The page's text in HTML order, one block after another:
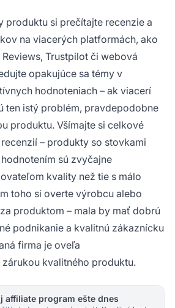
produktu si prečítajte recenzie a
na viacerých platformách, ako
Trustpilot či webová
opakujúce sa témy v
hodnoteniach – ak viacerí
ten istý problém, pravdepodobne
produktu. Všímajte si celkové
– produkty so stovkami
sú zvyčajne
kvality než tie s málo
toho si overte výrobcu alebo
produktom – mala by mať dobrú
podnikanie a kvalitnú zákaznícku
firma je oveľa
kvalitného produktu.
affiliate program ešte dnes